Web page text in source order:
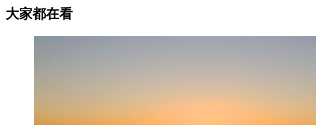
大家都在看